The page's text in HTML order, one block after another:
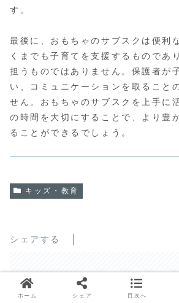
す。
最後に、おもちゃのサブスクは便利
くまでも子育てを支援するものであ
担うものではありません。保護者が
い、コミュニケーションを取ること
せん。おもちゃのサブスクを上手に
の時間を大切にすることで、より豊
ることができるでしょう。
キッズ・教育
シェアする
ホーム シェア 目次へ